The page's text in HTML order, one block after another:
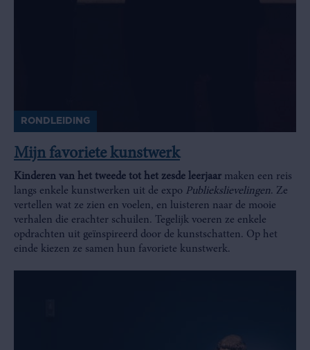
RONDLEIDING
Mijn favoriete kunstwerk
Kinderen van het tweede tot het zesde leerjaar maken een reis
langs enkele kunstwerken uit de expo Publiekslievelingen. Ze
vertellen wat ze zien en voelen, en luisteren naar de mooie
verhalen die erachter schuilen. Tegelijk voeren ze enkele
opdrachten uit geïnspireerd door de kunstschatten. Op het
einde kiezen ze samen hun favoriete kunstwerk.